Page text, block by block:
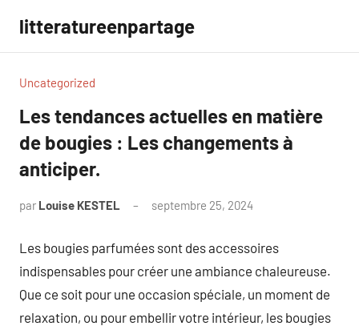
contenu
litteratureenpartage
Uncategorized
Les tendances actuelles en matière
de bougies : Les changements à
anticiper.
par Louise KESTEL septembre 25, 2024
Les bougies parfumées sont des accessoires
indispensables pour créer une ambiance chaleureuse.
Que ce soit pour une occasion spéciale, un moment de
relaxation, ou pour embellir votre intérieur, les bougies